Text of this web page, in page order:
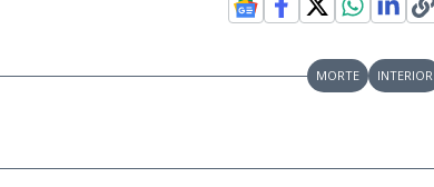
MORTE INTERIOR